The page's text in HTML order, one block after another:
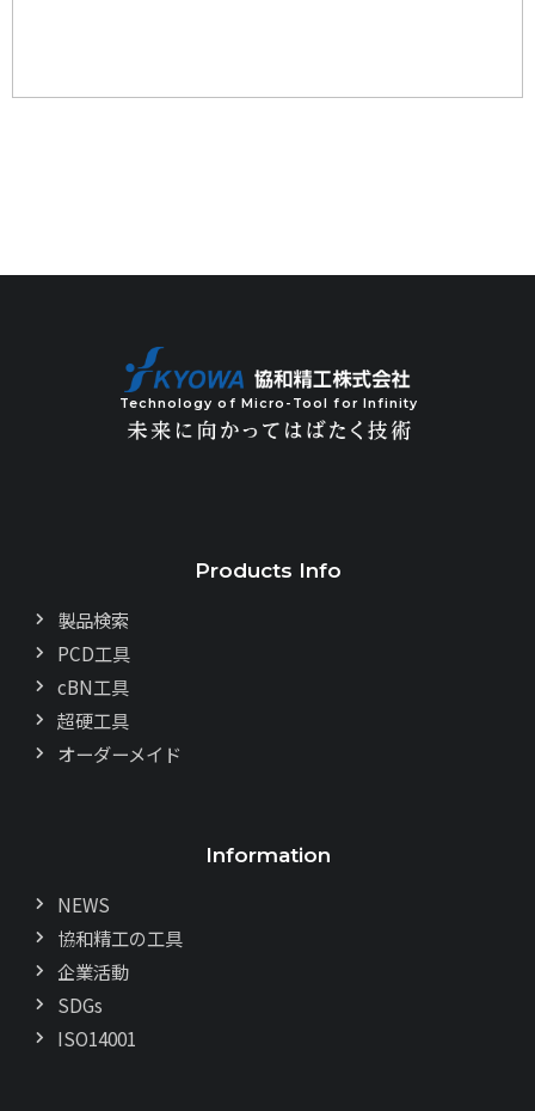
Technology of Micro-Tool for Infinity
Products Info
製品検索
PCD工具
cBN工具
超硬工具
オーダーメイド
Information
NEWS
協和精工の工具
企業活動
SDGs
ISO14001